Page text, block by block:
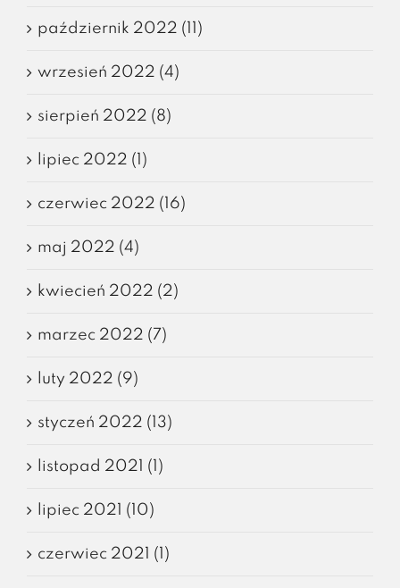
październik 2022 (11)
wrzesień 2022 (4)
sierpień 2022 (8)
lipiec 2022 (1)
czerwiec 2022 (16)
maj 2022 (4)
kwiecień 2022 (2)
marzec 2022 (7)
luty 2022 (9)
styczeń 2022 (13)
listopad 2021 (1)
lipiec 2021 (10)
czerwiec 2021 (1)